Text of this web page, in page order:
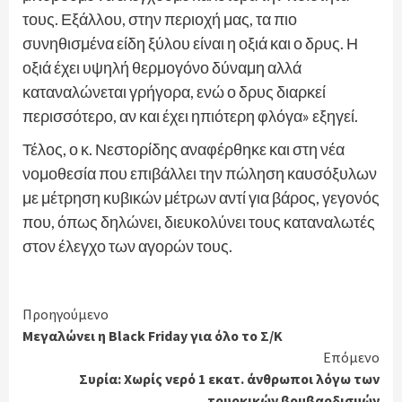
τους. Εξάλλου, στην περιοχή μας, τα πιο
συνηθισμένα είδη ξύλου είναι η οξιά και ο δρυς. Η
οξιά έχει υψηλή θερμογόνο δύναμη αλλά
καταναλώνεται γρήγορα, ενώ ο δρυς διαρκεί
περισσότερο, αν και έχει ηπιότερη φλόγα» εξηγεί.
Τέλος, ο κ. Νεστορίδης αναφέρθηκε και στη νέα
νομοθεσία που επιβάλλει την πώληση καυσόξυλων
με μέτρηση κυβικών μέτρων αντί για βάρος, γεγονός
που, όπως δηλώνει, διευκολύνει τους καταναλωτές
στον έλεγχο των αγορών τους.
Continue
Reading
Προηγούμενο
Μεγαλώνει η Black Friday για όλο το Σ/Κ
Επόμενο
Συρία: Χωρίς νερό 1 εκατ. άνθρωποι λόγω των